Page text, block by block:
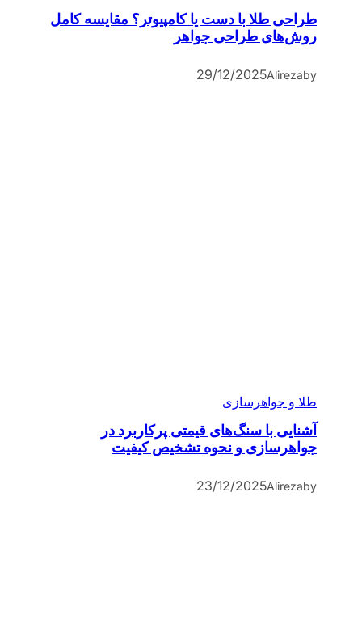
طراحی طلا با دست یا کامپیوتر؟ مقایسه کامل
روش‌های طراحی جواهر
by
Alireza
29/12/2025
طلا و جواهرسازی
آشنایی با سنگ‌های قیمتی پرکاربرد در
جواهرسازی و نحوه تشخیص کیفیت
by
Alireza
23/12/2025